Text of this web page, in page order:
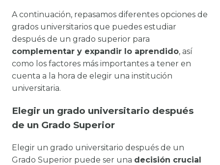
A continuación, repasamos diferentes opciones de
grados universitarios que puedes estudiar
después de un grado superior para
complementar y expandir lo aprendido, así
como los factores más importantes a tener en
cuenta a la hora de elegir una institución
universitaria.
Elegir un grado universitario después
de un Grado Superior
Elegir un grado universitario después de un
Grado Superior puede ser una decisión crucial